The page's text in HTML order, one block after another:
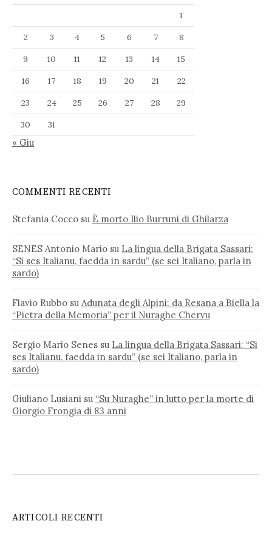
1
2
3 4 5 6 7
8
9
10 11 12 13 14
15
16
17 18 19 20 21
22
23
24 25 26 27 28
29
30
31
« Giu
COMMENTI RECENTI
Stefania Cocco su È morto Ilio Burruni di Ghilarza
SENES Antonio Mario su La lingua della Brigata Sassari:
“Si ses Italianu, faedda in sardu” (se sei Italiano, parla in
sardo)
Flavio Rubbo su Adunata degli Alpini: da Resana a Biella la
“Pietra della Memoria” per il Nuraghe Chervu
Sergio Mario Senes su La lingua della Brigata Sassari: “Si
ses Italianu, faedda in sardu” (se sei Italiano, parla in
sardo)
Giuliano Lusiani su “Su Nuraghe” in lutto per la morte di
Giorgio Frongia di 83 anni
ARTICOLI RECENTI